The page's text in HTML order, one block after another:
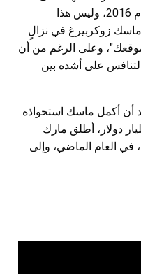
خلافٍ في مجال التكنولوجيا منذ عام 2016، وليس هذا
زوكربيرغ في نزالٍ
موقعك"، وعلى الرغم من أن
على أشده بين
أن أكمل ماسك استحواذه
"إكس حاليًا" مقابل 44 مليار دولار، أطلق مارك
زوكربيرغ منصة مُشابهة، Threads، في العام الماضي، وإلى